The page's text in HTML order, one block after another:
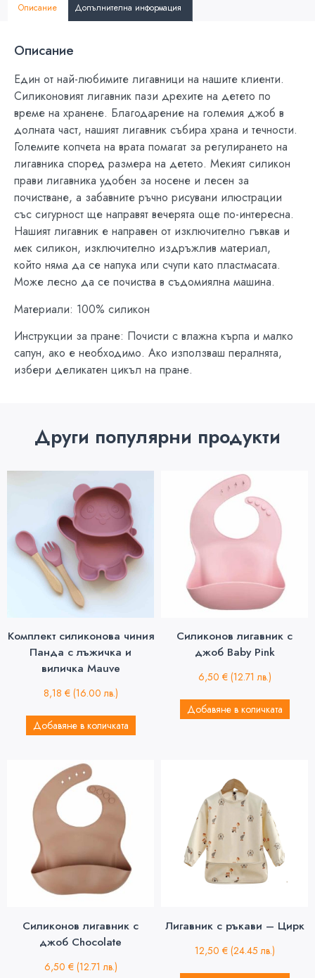
Описание Допълнителна информация
Описание
Един от най-любимите лигавници на нашите клиенти.
Силиконовият лигавник пази дрехите на детето по
време на хранене. Благодарение на големия джоб в
долната част, нашият лигавник събира храна и течности.
Големите копчета на врата помагат за регулирането на
лигавника според размера на детето. Мекият силикон
прави лигавника удобен за носене и лесен за
почистване, а забавните ръчно рисувани илюстрации
със сигурност ще направят вечерята още по-интересна.
Нашият лигавник е направен от изключително гъвкав и
мек силикон, изключително издръжлив материал,
който няма да се напука или счупи като пластмасата.
Може лесно да се почиства в съдомиялна машина.
Материали: 100% силикон
Инструкции за пране: Почисти с влажна кърпа и малко
сапун, ако е необходимо. Ако използваш пералнята,
избери деликатен цикъл на пране.
Други популярни продукти
Комплект силиконова чиния
Панда с лъжичка и
виличка Mauve
8,18 € (16.00 лв.)
Добавяне в количката
Силиконов лигавник с
джоб Baby Pink
6,50 € (12.71 лв.)
Добавяне в количката
Силиконов лигавник с
джоб Chocolate
6,50 € (12.71 лв.)
Лигавник с ръкави – Цирк
12,50 € (24.45 лв.)